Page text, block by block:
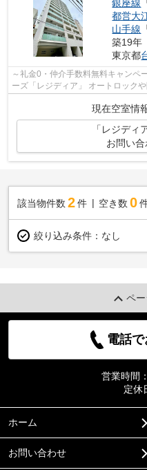
銀座線
都営大
山手線
築19年
東京都
～礼金0・仲介手数料無料キャンペ
ーズ「レジディア」 オートロック
現在空室情
「レジディ
お問い
該当物件数 2件 空き数 0
絞り込み条件： なし
ペ
電話
営業時間：
定休
ホーム
お問い合わせ